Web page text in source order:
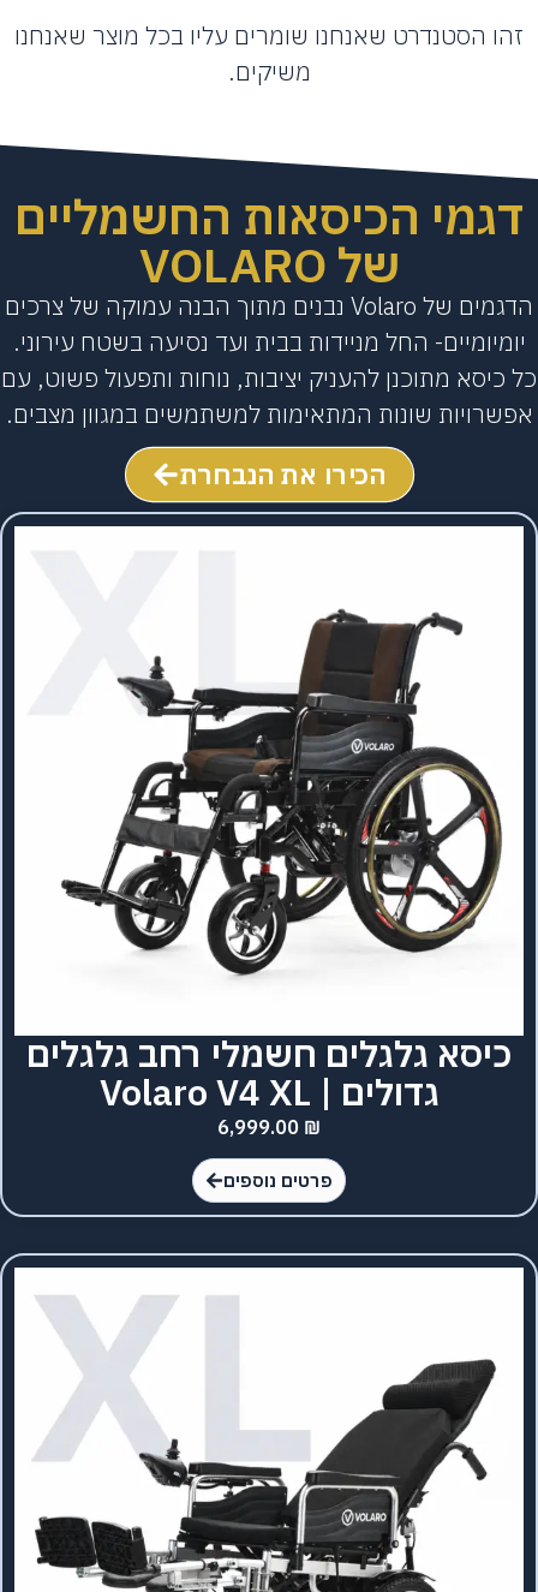
הסטנדרט שאנחנו שומרים עליו בכל מוצר שאנחנו
משיקים.
הכיסאות החשמליים
של VOLARO
הדגמים של Volaro נבנים מתוך הבנה עמוקה של צרכים
החל מניידות בבית ועד נסיעה בשטח עירוני.
מתוכנן להעניק יציבות, נוחות ותפעול פשוט, עם
שונות המתאימות למשתמשים במגוון מצבים.
הכירו את הנבחרת
כיסא גלגלים חשמלי רחב גלגלים
גדולים | Volaro V4 XL
6,999.00
פרטים נוספים